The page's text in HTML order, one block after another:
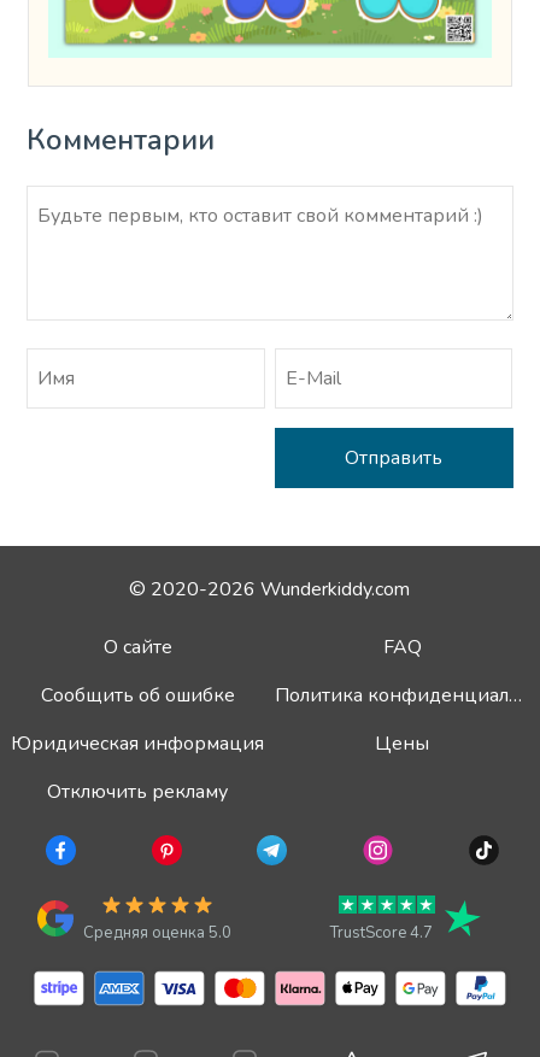
Комментарии
© 2020-2026 Wunderkiddy.com
О сайте
FAQ
Сообщить об ошибке
Политика конфиденциальности
Юридическая информация
Цены
Отключить рекламу
Средняя оценка 5.0 TrustScore 4.7